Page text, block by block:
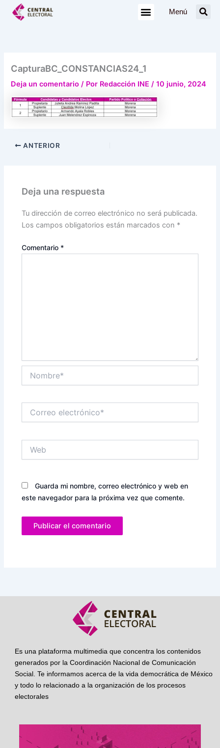
Menú
CapturaBC_CONSTANCIAS24_1
Deja un comentario / Por Redacción INE/10 junio, 2024
ANTERIOR
Deja una respuesta
Tu dirección de correo electrónico no será publicada.
Los campos obligatorios están marcados con *
Comentario *
electrónico*
Guarda mi nombre, correo electrónico y web en
este navegador para la próxima vez que comente.
Es una plataforma multimedia que concentra los contenidos
generados por la Coordinación Nacional de Comunicación
Social. Te informamos acerca de la vida democrática de México
y todo lo relacionado a la organización de los procesos
electorales